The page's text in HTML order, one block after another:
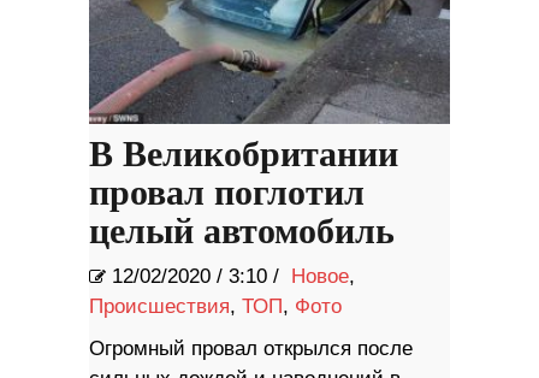
В Великобритании
провал поглотил
целый автомобиль
12/02/2020 / 3:10 / Новое,
Происшествия, ТОП, Фото
Огромный провал открылся после